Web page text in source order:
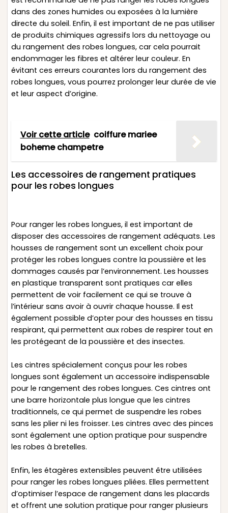
dans des zones humides ou exposées à la lumière
directe du soleil. Enfin, il est important de ne pas utiliser
de produits chimiques agressifs lors du nettoyage ou
du rangement des robes longues, car cela pourrait
endommager les fibres et altérer leur couleur. En
évitant ces erreurs courantes lors du rangement des
robes longues, vous pourrez prolonger leur durée de vie
et leur aspect d’origine.
Voir cette article coiffure mariee
boheme champetre
Les accessoires de rangement pratiques
pour les robes longues
Pour ranger les robes longues, il est important de
disposer des accessoires de rangement adéquats. Les
housses de rangement sont un excellent choix pour
protéger les robes longues contre la poussière et les
dommages causés par l’environnement. Les housses
en plastique transparent sont pratiques car elles
permettent de voir facilement ce qui se trouve à
l’intérieur sans avoir à ouvrir chaque housse. Il est
également possible d’opter pour des housses en tissu
respirant, qui permettent aux robes de respirer tout en
les protégeant de la poussière et des insectes.
Les cintres spécialement conçus pour les robes
longues sont également un accessoire indispensable
pour le rangement des robes longues. Ces cintres ont
une barre horizontale plus longue que les cintres
traditionnels, ce qui permet de suspendre les robes
sans les plier ni les froisser. Les cintres avec des pinces
sont également une option pratique pour suspendre
les robes à bretelles.
Enfin, les étagères extensibles peuvent être utilisées
pour ranger les robes longues pliées. Elles permettent
d’optimiser l’espace de rangement dans les placards
et offrent une solution pratique pour ranger plusieurs